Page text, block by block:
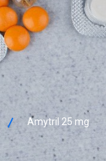
Amytril 25 mg